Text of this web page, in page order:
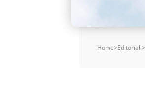
Home>Editoriali>